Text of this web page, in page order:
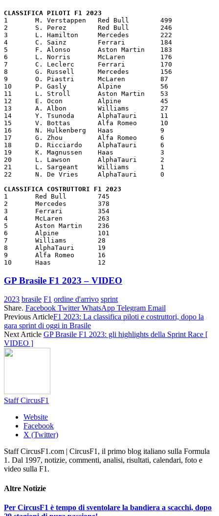
CLASSIFICA PILOTI F1 2023
1	M. Verstappen	Red Bull	499
2	S. Perez	Red Bull	246
3	L. Hamilton	Mercedes	222
4	C. Sainz	Ferrari 	184
5	F. Alonso	Aston Martin	183
6	L. Norris	McLaren 	176
7	C. Leclerc	Ferrari 	170
8	G. Russell	Mercedes	156
9	O. Piastri	McLaren 	87
10	P. Gasly	Alpine  	56
11	L. Stroll	Aston Martin	53
12	E. Ocon 	Alpine  	45
13	A. Albon	Williams	27
14	Y. Tsunoda	AlphaTauri	11
15	V. Bottas	Alfa Romeo	10
16	N. Hulkenberg	Haas    	9
17	G. Zhou 	Alfa Romeo	6
18	D. Ricciardo	AlphaTauri	6
19	K. Magnussen	Haas    	3
20	L. Lawson	AlphaTauri	2
21	L. Sargeant	Williams	1
22	N. De Vries	AlphaTauri	0
CLASSIFICA COSTRUTTORI F1 2023
1	Red Bull	745
2	Mercedes	378
3	Ferrari 	354
4	McLaren 	263
5	Aston Martin	236
6	Alpine   	101
7	Williams	28
8	AlphaTauri	19
9	Alfa Romeo	16
10	Haas     	12
GP Brasile F1 2023 – VIDEO
2023 brasile F1 ordine d'arrivo sprint
Share. Facebook Twitter WhatsApp Telegram Email
Previous ArticleF1 2023: La classifica piloti e costruttori, dopo la
gara sprint di oggi in Brasile
Next Article GP Brasile F1 2023: gli highlights della Sprint Race [
VIDEO ]
Staff CircusF1
Website
Facebook
X (Twitter)
Staff CircusF1.com | CircusF1, il primo blog italiano sulla Formula
1. Dal 1997, notizie, commenti, analisi, risultati, calendari, foto e
video sulla F1.
Altre Notizie
Per CircusF1 è tempo di sventolare la bandiera a scacchi, dopo